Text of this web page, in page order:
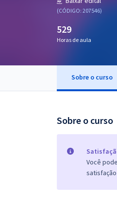
Conteúdo gratuito
(CÓDIGO: 207546)
529
Horas de aula
Sobre o curso
Sobre o curso
Você